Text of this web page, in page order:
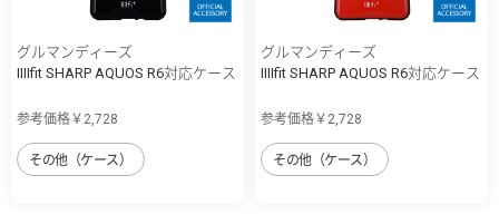
グルマンディーズ
IIIIfit SHARP AQUOS R6対応ケース
参考価格￥2,728
その他（ケース）
グルマンディーズ
IIIIfit SHARP AQUOS R6対応ケース
参考価格￥2,728
その他（ケース）